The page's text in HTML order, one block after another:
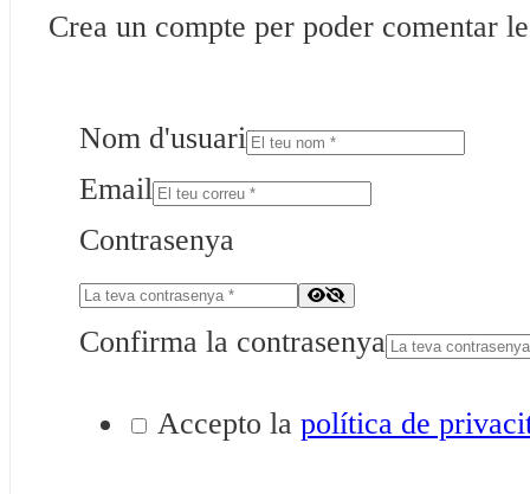
Crea un compte per poder comentar
Nom d'usuari
Email
Contrasenya
Confirma la contrasenya
Accepto la política de